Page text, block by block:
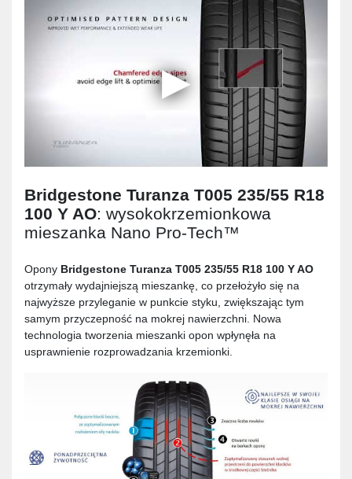
Bridgestone Turanza T005 235/55 R18
100 Y AO: wysokokrzemionkowa
mieszanka Nano Pro-Tech™
Opony Bridgestone Turanza T005 235/55 R18 100 Y AO
otrzymały wydajniejszą mieszankę, co przełożyło się na
najwyższe przyleganie w punkcie styku, zwiększając tym
samym przyczepność na mokrej nawierzchni. Nowa
technologia tworzenia mieszanki opon wpłynęła na
usprawnienie rozprowadzania krzemionki.